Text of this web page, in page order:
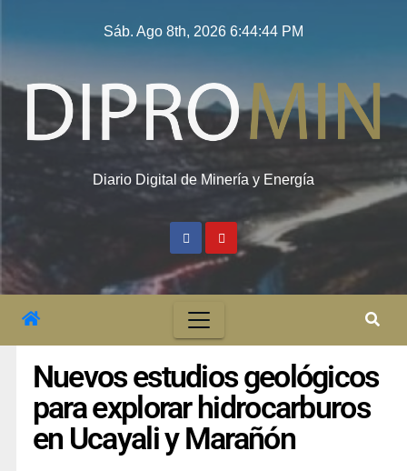
Sáb. Ago 8th, 2026 6:44:45 PM
Diario Digital de Minería y Energía
Nuevos estudios geológicos
para explorar hidrocarburos
en Ucayali y Marañón